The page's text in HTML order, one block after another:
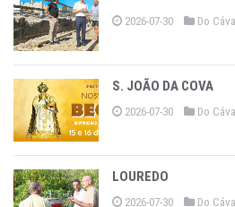
2026-07-30 Do
S. JOÃO DA COVA
2026-07-30 Do
LOUREDO
2026-07-30 Do